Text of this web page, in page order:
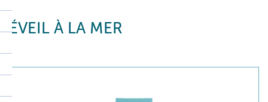
ÉVEIL À LA MER